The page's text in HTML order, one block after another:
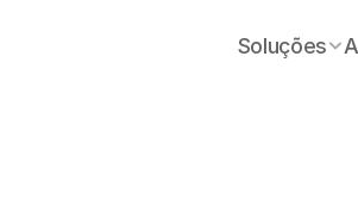
Soluções